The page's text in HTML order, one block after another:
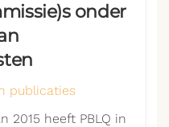
onder
publicaties
2015 heeft PBLQ in